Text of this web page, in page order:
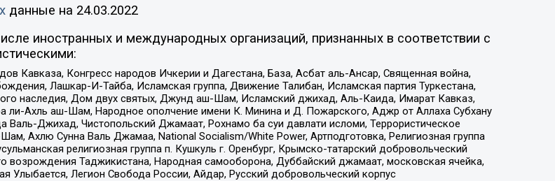
данные на 24.03.2022
иностранных и международных организаций, признанных в соответствии с
Конгресс народов Ичкерии и Дагестана, База, Асбат аль-Ансар, Священная война,
Лашкар-И-Тайба, Исламская группа, Движение Талибан, Исламская партия Туркестана,
наследия, Дом двух святых, Джунд аш-Шам, Исламский джихад, Аль-Каида, Имарат Кавказ,
ли-Ахль аш-Шам, Народное ополчение имени К. Минина и Д. Пожарского, Аджр от Аллаха Субхану
Джихад, Чистопольский Джамаат, Рохнамо ба суи давлати исломи, Террористическое
Ахлю Сунна Валь Джамаа, National Socialism/White Power, Артподготовка, Религиозная группа
религиозная группа п. Кушкуль г. Оренбург, Крымско-татарский добровольческий
возрождения Таджикистана, Народная самооборона, Дуббайский джамаат, московская ячейка,
Легион Свобода России, Айдар, Русский добровольческий корпус